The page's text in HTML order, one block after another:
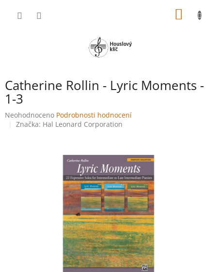
Catherine Rollin - Lyric Moments -
1-3
Průměrné
hodnocení
Neohodnoceno Podrobnosti hodnocení
Značka: Hal Leonard Corporation